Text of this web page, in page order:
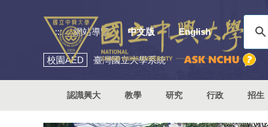
::: 網站導覽 中文版 English
校園AED 臺灣國立大學系統
認識興大 教學 研究 行政 招生